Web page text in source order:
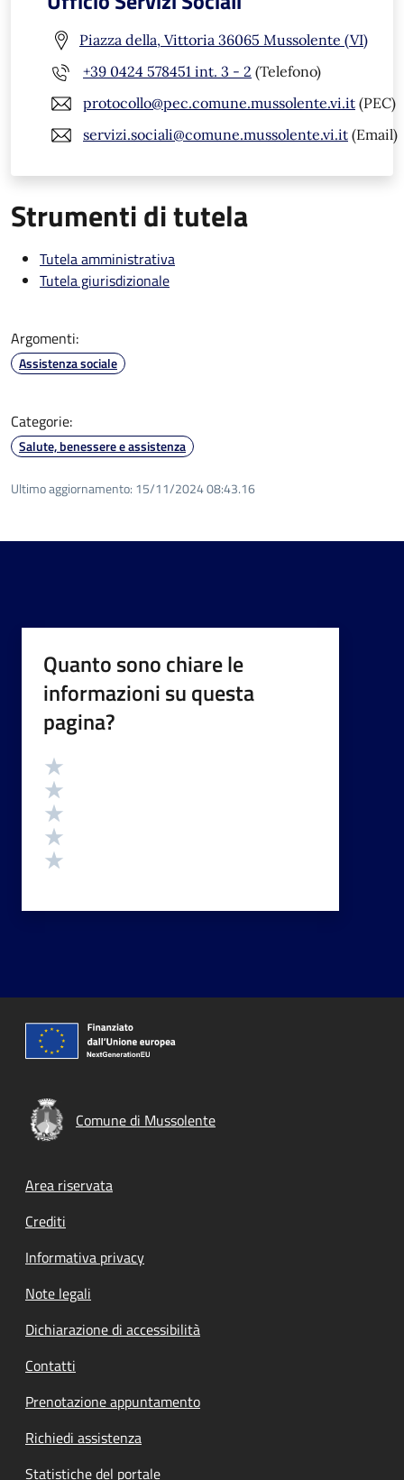
Piazza della, Vittoria 36065 Mussolente (VI)
+39 0424 578451 int. 3 - 2 (Telefono)
protocollo@pec.comune.mussolente.vi.it (PEC)
servizi.sociali@comune.mussolente.vi.it (Email)
Strumenti di tutela
Tutela amministrativa
Tutela giurisdizionale
Argomenti:
Assistenza sociale
Categorie:
Salute, benessere e assistenza
Ultimo aggiornamento: 15/11/2024 08:43.16
Quanto sono chiare le
informazioni su questa
pagina?
Valutazione
Comune di Mussolente
Footer menu
Area riservata
Crediti
Informativa privacy
Note legali
Dichiarazione di accessibilità
Contatti
Prenotazione appuntamento
Richiedi assistenza
Statistiche del portale